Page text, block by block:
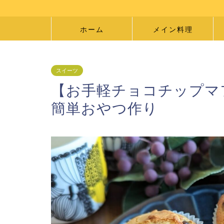
ホーム メイン料理
スイーツ
【お手軽チョコチップ
簡単おやつ作り